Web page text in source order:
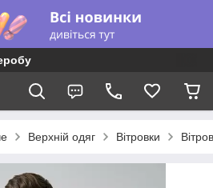
Верхній одяг Вітровки